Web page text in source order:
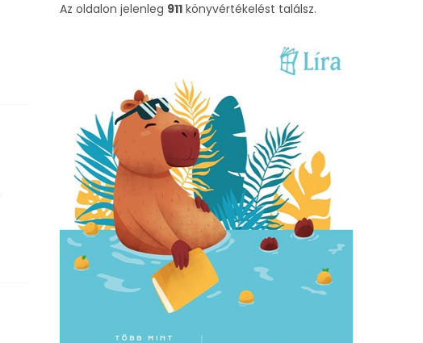
Az oldalon jelenleg 911 könyvértékelést találsz.